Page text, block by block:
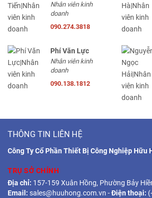
Nhân viên kinh
doanh
090.274.3818
Phí Văn Lực
Nhân viên kinh
doanh
090.138.1812
THÔNG TIN LIÊN HỆ
Công Ty Cổ Phần Thiết Bị Công Nghiệp Hữu
TRỤ SỞ CHÍNH
Địa chỉ: 157-159 Xuân Hồng, Phường Bảy
Email: sales@huuhong.com.vn -Điện thoại: